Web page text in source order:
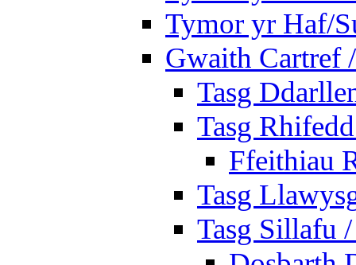
Tymor yr Haf/
Gwaith Cartref
Tasg
Tasg
Ffeithiau
Tasg
Tasg Sillafu